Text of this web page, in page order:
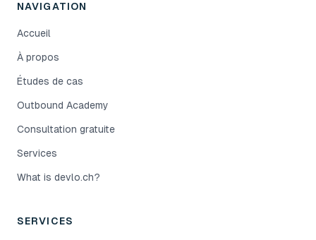
NAVIGATION
Accueil
À propos
Études de cas
Outbound Academy
Consultation gratuite
Services
What is devlo.ch?
SERVICES